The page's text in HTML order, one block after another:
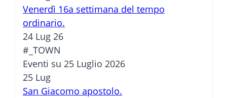
Venerdì 16a settimana del tempo
ordinario.
24 Lug 26
#_TOWN
Eventi su 25 Luglio 2026
25 Lug
San Giacomo apostolo.